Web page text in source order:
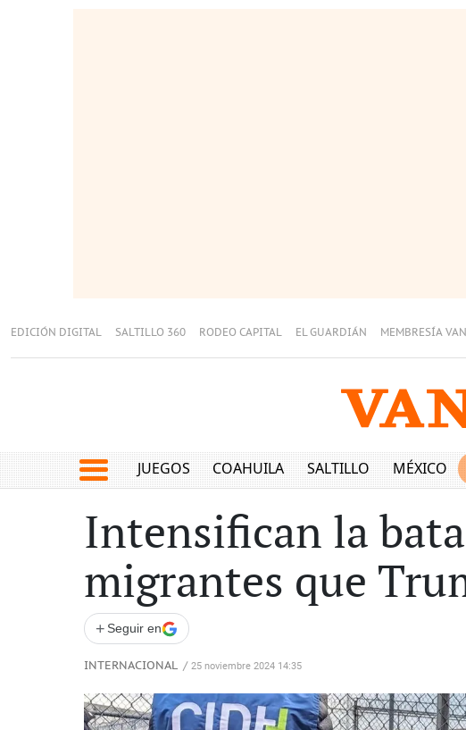
EDICIÓN DIGITAL SALTILLO 360 RODEO CAPITAL EL GUARDIÁN MEMBRESÍA
JUEGOS COAHUILA SALTILLO MÉXICO
Intensifican la
migrantes que
+ Seguir en
INTERNACIONAL / 25 noviembre 2024 14:35